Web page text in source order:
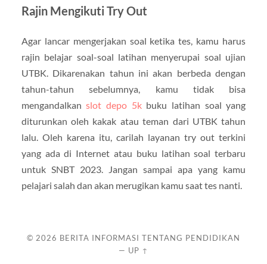
Rajin Mengikuti Try Out
Agar lancar mengerjakan soal ketika tes, kamu harus
rajin belajar soal-soal latihan menyerupai soal ujian
UTBK. Dikarenakan tahun ini akan berbeda dengan
tahun-tahun sebelumnya, kamu tidak bisa
mengandalkanslot depo 5kbuku latihan soal yang
diturunkan oleh kakak atau teman dari UTBK tahun
lalu. Oleh karena itu, carilah layanan try out terkini
yang ada di Internet atau buku latihan soal terbaru
untuk SNBT 2023. Jangan sampai apa yang kamu
pelajari salah dan akan merugikan kamu saat tes nanti.
© 2026 BERITA INFORMASI TENTANG PENDIDIKAN
— UP ↑